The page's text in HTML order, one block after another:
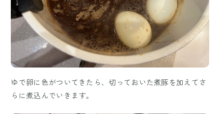
ゆで卵に色がついてきたら、切っておいた煮豚を加えてさ
らに煮込んでいきます。